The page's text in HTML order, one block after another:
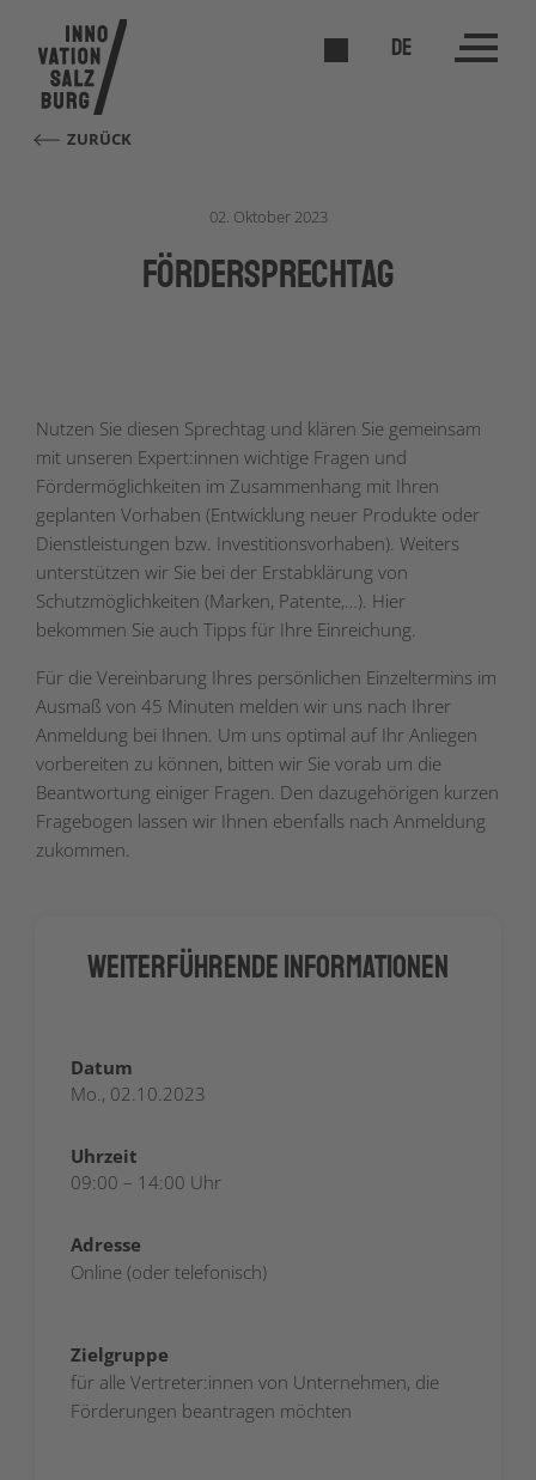
DE
ZURÜCK
02. Oktober 2023
förderSPRECHTAG
Nutzen Sie diesen Sprechtag und klären Sie gemeinsam
mit unseren Expert:innen wichtige Fragen und
Fördermöglichkeiten im Zusammenhang mit Ihren
geplanten Vorhaben (Entwicklung neuer Produkte oder
Dienstleistungen bzw. Investitionsvorhaben). Weiters
unterstützen wir Sie bei der Erstabklärung von
Schutzmöglichkeiten (Marken, Patente,…). Hier
bekommen Sie auch Tipps für Ihre Einreichung.
Für die Vereinbarung Ihres persönlichen Einzeltermins im
Ausmaß von 45 Minuten melden wir uns nach Ihrer
Anmeldung bei Ihnen. Um uns optimal auf Ihr Anliegen
vorbereiten zu können, bitten wir Sie vorab um die
Beantwortung einiger Fragen. Den dazugehörigen kurzen
Fragebogen lassen wir Ihnen ebenfalls nach Anmeldung
zukommen.
Weiterführende Informationen
Datum
Mo., 02.10.2023
Uhrzeit
09:00 – 14:00 Uhr
Adresse
Online (oder telefonisch)
Zielgruppe
für alle Vertreter:innen von Unternehmen, die
Förderungen beantragen möchten